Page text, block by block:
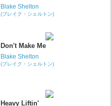
Blake Shelton
(ブレイク・シェルトン)
Don't Make Me
Blake Shelton
(ブレイク・シェルトン)
Heavy Liftin'